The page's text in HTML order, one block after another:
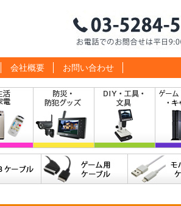
会社概要 お問い合わせ